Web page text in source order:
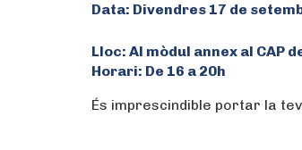
Data: Divendres 17 de
Lloc: Al mòdul annex al CAP
Horari: De 16 a 20h
És imprescindible portar la